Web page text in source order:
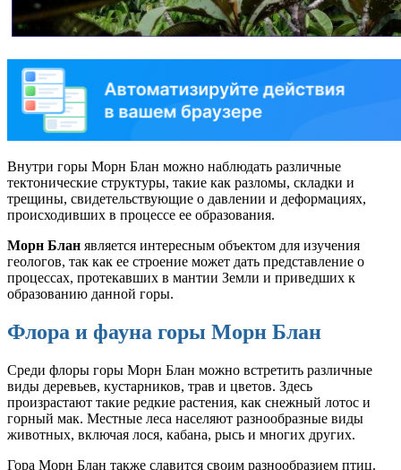
Внутри горы Морн Блан можно наблюдать различные
тектонические структуры, такие как разломы, складки и
трещины, свидетельствующие о давлении и деформациях,
происходивших в процессе ее образования.
Морн Блан является интересным объектом для изучения
геологов, так как ее строение может дать представление о
процессах, протекавших в мантии Земли и приведших к
образованию данной горы.
Флора и фауна горы Морн Блан
Среди флоры горы Морн Блан можно встретить различные
виды деревьев, кустарников, трав и цветов. Здесь
произрастают такие редкие растения, как снежный лотос и
горный мак. Местные леса населяют разнообразные виды
животных, включая лося, кабана, рысь и многих других.
Гора Морн Блан также славится своим разнообразием птиц.